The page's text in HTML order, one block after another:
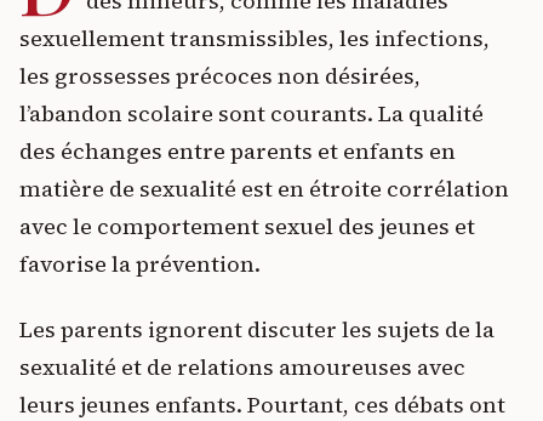
sexuellement transmissibles, les infections,
les grossesses précoces non désirées,
l’abandon scolaire sont courants. La qualité
des échanges entre parents et enfants en
matière de sexualité est en étroite corrélation
avec le comportement sexuel des jeunes et
favorise la prévention.
Les parents ignorent discuter les sujets de la
sexualité et de relations amoureuses avec
leurs jeunes enfants. Pourtant, ces débats ont